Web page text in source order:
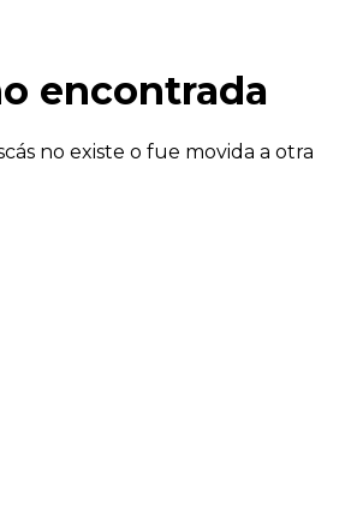
encontrada
no existe o fue movida a otra